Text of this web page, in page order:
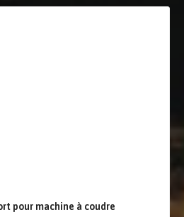
pour machine à coudre